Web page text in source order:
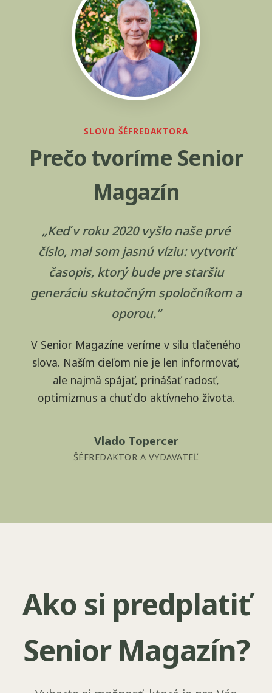
SLOVO ŠÉFREDAKTORA
Prečo tvoríme Senior
Magazín
„Keď v roku 2020 vyšlo naše prvé
číslo, mal som jasnú víziu: vytvoriť
časopis, ktorý bude pre staršiu
generáciu skutočným spoločníkom a
oporou.“
V Senior Magazíne veríme v silu tlačeného
slova. Naším cieľom nie je len informovať,
ale najmä spájať, prinášať radosť,
optimizmus a chuť do aktívneho života.
Vlado Topercer
ŠÉFREDAKTOR A VYDAVATEĽ
Ako si predplatiť
Senior Magazín?